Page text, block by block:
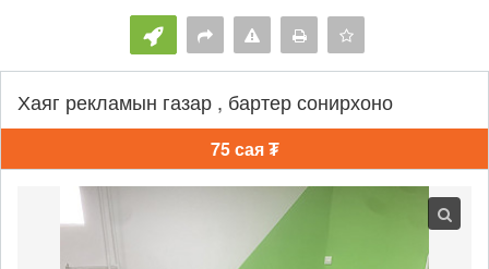
Хаяг рекламын газар , бартер сонирхоно
75 сая ₮